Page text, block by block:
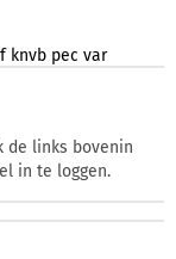
knvb pec var
de links bovenin
in te loggen.